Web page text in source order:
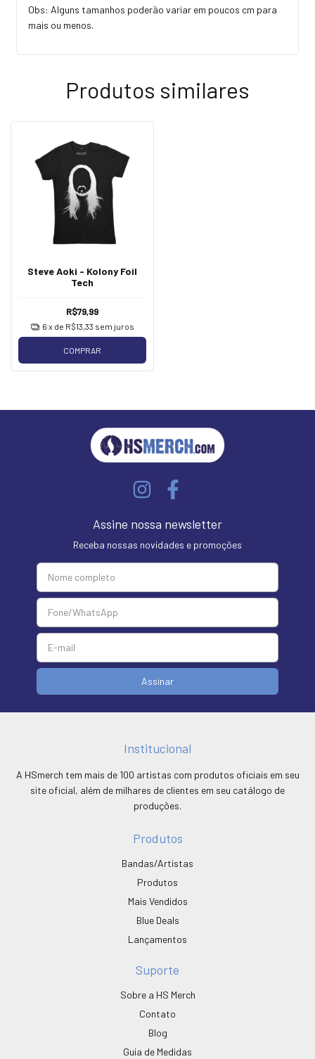
Obs: Alguns tamanhos poderão variar em poucos cm para
mais ou menos.
Produtos similares
Steve Aoki - Kolony Foil
Tech
R$79,99
6 x de R$13,33 sem juros
COMPRAR
Assine nossa newsletter
Receba nossas novidades e promoções
Institucional
A HSmerch tem mais de 100 artistas com produtos oficiais em seu
site oficial, além de milhares de clientes em seu catálogo de
produções.
Produtos
Bandas/Artistas
Produtos
Mais Vendidos
Blue Deals
Lançamentos
Suporte
Sobre a HS Merch
Contato
Blog
Guia de Medidas